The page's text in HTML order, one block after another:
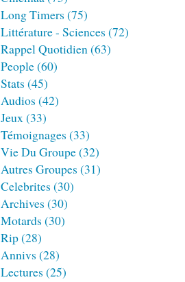
Long Timers (75)
Littérature - Sciences (72)
Rappel Quotidien(63)
People(60)
Stats (45)
Audios (42)
Jeux(33)
Témoignages (33)
Vie Du Groupe(32)
Autres Groupes (31)
Celebrites (30)
Archives (30)
Motards (30)
Rip(28)
Annivs (28)
Lectures (25)